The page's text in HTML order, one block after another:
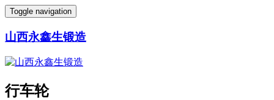
Toggle navigation
山西永鑫生锻造
行车轮